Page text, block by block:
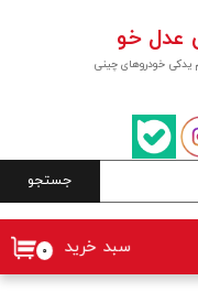
یدکی خودروهای چینی
عدل خو
جستجو
۰ سبد خرید